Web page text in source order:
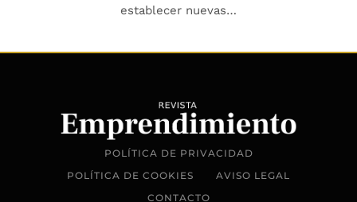
establecer nuevas…
POLÍTICA DE PRIVACIDAD
POLÍTICA DE COOKIES
AVISO LEGAL
CONTACTO